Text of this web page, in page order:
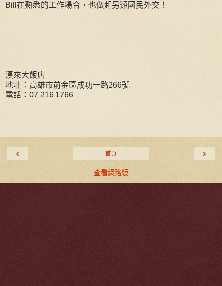
Bill在熟悉的工作場合，也做起另類國民外交！
漢來大飯店
地址：高雄市前金區成功一路266號
電話：07 216 1766
‹ ›
首頁
查看網路版